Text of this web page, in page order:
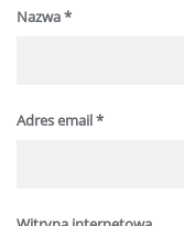
Nazwa*
Adres email*